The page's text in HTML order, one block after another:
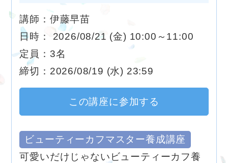
講師：伊藤早苗
日時： 2026/08/21 (金) 10:00～11:00
定員：3名
締切：2026/08/19 (水) 23:59
この講座に参加する
ビューティーカフマスター養成講座
可愛いだけじゃないビューティーカフ養